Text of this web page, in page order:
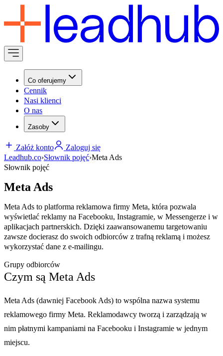
Co oferujemy
Cennik
Nasi klienci
O nas
Zasoby
Załóż konto
Zaloguj się
Leadhub.co›Słownik pojęć›Meta Ads
Słownik pojęć
Meta Ads
Meta Ads to platforma reklamowa firmy Meta, która pozwala
wyświetlać reklamy na Facebooku, Instagramie, w Messengerze i w
aplikacjach partnerskich. Dzięki zaawansowanemu targetowaniu
zawsze docierasz do swoich odbiorców z trafną reklamą i możesz
wykorzystać dane z e-mailingu.
Grupy odbiorców
Czym są Meta Ads
Meta Ads (dawniej Facebook Ads) to wspólna nazwa systemu
reklamowego firmy Meta. Reklamodawcy tworzą i zarządzają w
nim płatnymi kampaniami na Facebooku i Instagramie w jednym
miejscu.